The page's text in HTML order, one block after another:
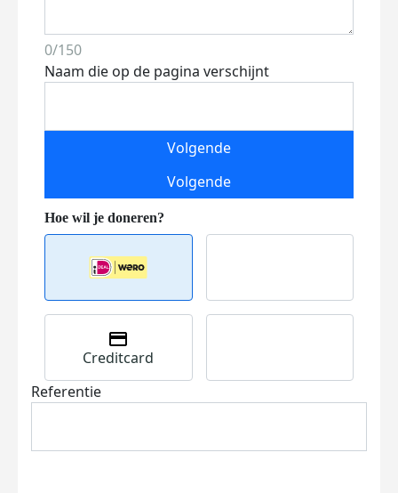
0/150
Naam die op de pagina verschijnt
Volgende
Volgende
Creditcard
Referentie